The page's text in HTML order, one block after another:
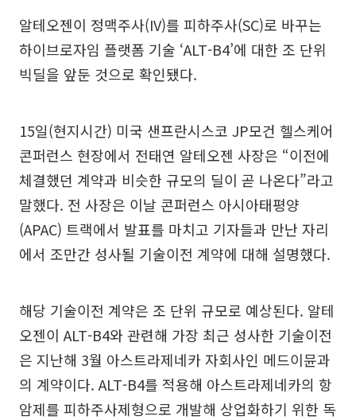
알테오젠이 정맥주사(IV)를 피하주사(SC)로 바꾸는
하이브로자임 플랫폼 기술 ‘ALT-B4’에 대한 조 단위
빅딜을 앞둔 것으로 확인됐다.
15일(현지시간) 미국 샌프란시스코 JP모건 헬스케어
콘퍼런스 현장에서 전태연 알테오젠 사장은 “이전에
체결했던 계약과 비슷한 규모의 딜이 곧 나온다”라고
말했다. 전 사장은 이날 콘퍼런스 아시아태평양
(APAC) 트랙에서 발표를 마치고 기자들과 만난 자리
에서 조만간 성사될 기술이전 계약에 대해 설명했다.
해당 기술이전 계약은 조 단위 규모로 예상된다. 알테
오젠이 ALT-B4와 관련해 가장 최근 성사한 기술이전
은 지난해 3월 아스트라제네카 자회사인 메드이뮨과
의 계약이다. ALT-B4를 적용해 아스트라제네카의 항
암제를 피하주사제형으로 개발해 상업화하기 위한 독